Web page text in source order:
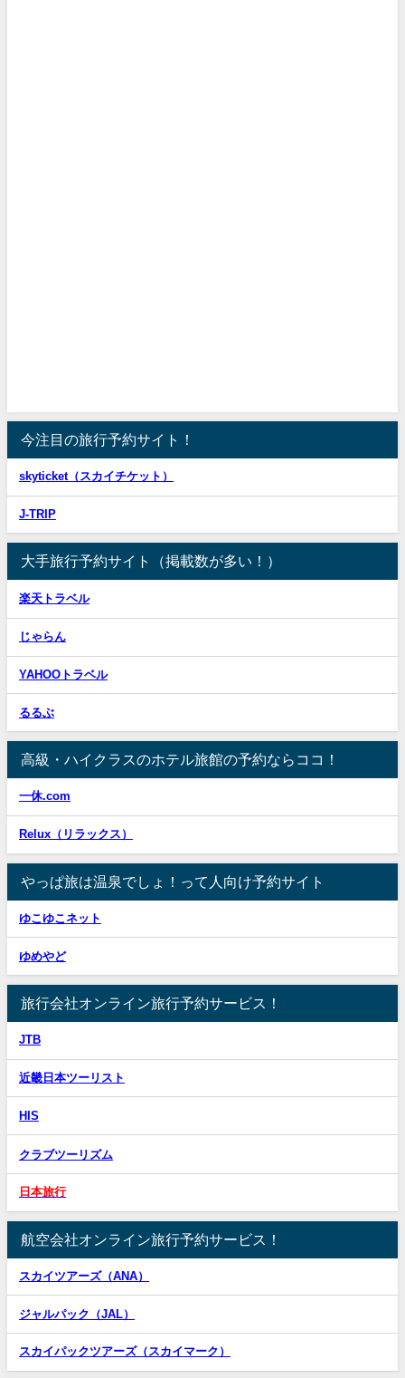
今注目の旅行予約サイト！
skyticket（スカイチケット）
J-TRIP
大手旅行予約サイト（掲載数が多い！）
楽天トラベル
じゃらん
YAHOOトラベル
るるぶ
高級・ハイクラスのホテル旅館の予約ならココ！
一休.com
Relux（リラックス）
やっぱ旅は温泉でしょ！って人向け予約サイト
ゆこゆこネット
ゆめやど
旅行会社オンライン旅行予約サービス！
JTB
近畿日本ツーリスト
HIS
クラブツーリズム
日本旅行
航空会社オンライン旅行予約サービス！
スカイツアーズ（ANA）
ジャルパック（JAL）
スカイパックツアーズ（スカイマーク）